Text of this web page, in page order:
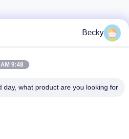
Becky
9:48 AM
Good day, what product are you looking